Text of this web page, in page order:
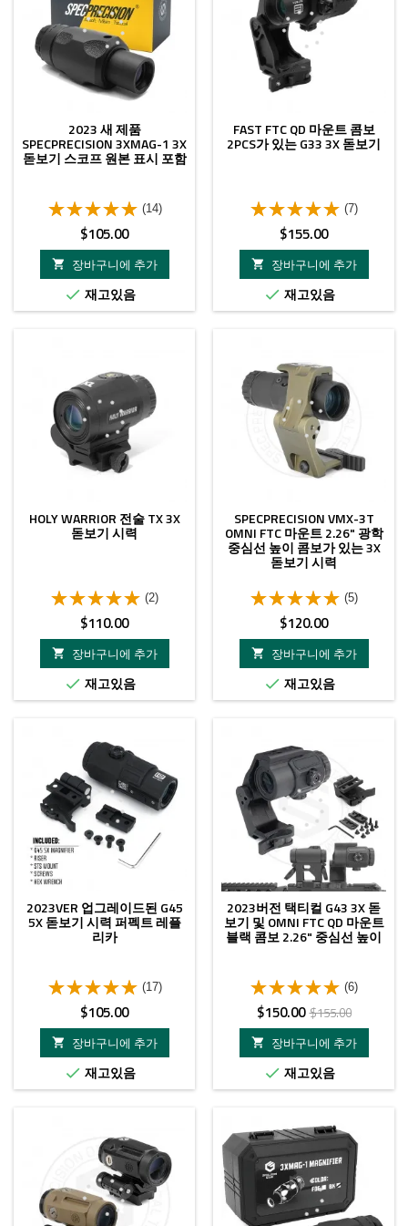
2023 새 제품
SPECPRECISION 3XMAG-1 3X
돋보기 스코프 원본 표시 포함
(14)
가
격
$105.00

장바구니에 추가
 재고있음
FAST FTC QD 마운트 콤보
2PCS가 있는 G33 3X 돋보기
(7)
가
격
$155.00

장바구니에 추가
 재고있음
HOLY WARRIOR 전술 TX 3X
돋보기 시력
(2)
가
격
$110.00

장바구니에 추가
 재고있음
SPECPRECISION VMX-3T
OMNI FTC 마운트 2.26" 광학
중심선 높이 콤보가 있는 3X
돋보기 시력
(5)
가
격
$120.00

장바구니에 추가
 재고있음
2023VER 업그레이드된 G45
5X 돋보기 시력 퍼펙트 레플
리카
(17)
가
격
$105.00

장바구니에 추가
 재고있음
2023버전 택티컬 G43 3X 돋
보기 및 OMNI FTC QD 마운트
블랙 콤보 2.26" 중심선 높이
(6)
가
격
$150.00정
상
가
격
$155.00

장바구니에 추가
 재고있음